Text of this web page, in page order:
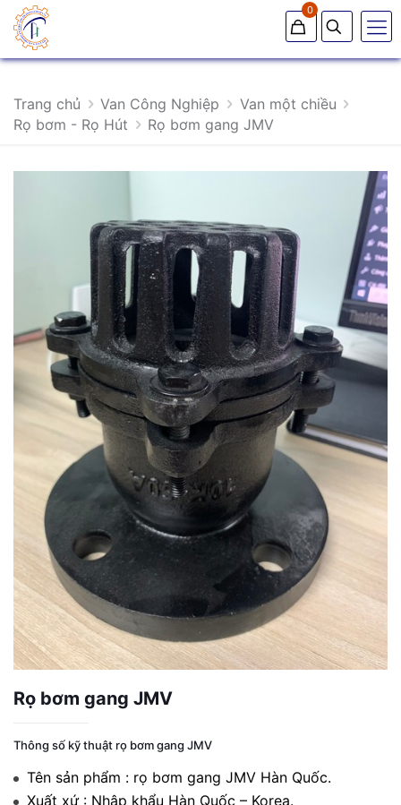
0
Trang chủ Van Công Nghiệp
Van một chiều
Rọ bơm - Rọ Hút
Rọ bơm gang JMV
Rọ bơm gang JMV
Thông số kỹ thuật rọ bơm gang JMV
Tên sản phẩm : rọ bơm gang JMV Hàn Quốc.
Xuất xứ : Nhập khẩu Hàn Quốc – Korea.